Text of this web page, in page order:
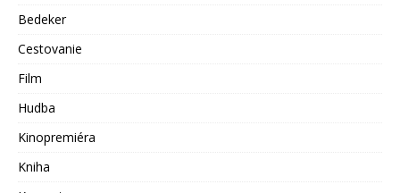
Bedeker
Cestovanie
Film
Hudba
Kinopremiéra
Kniha